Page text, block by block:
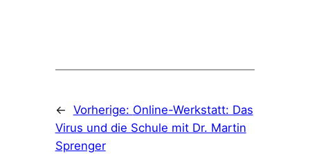
← Vorherige: Online-Werkstatt: Das
Virus und die Schule mit Dr. Martin
Sprenger